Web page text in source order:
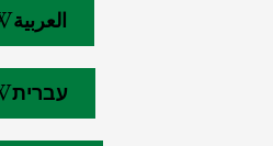
العربية
עברית